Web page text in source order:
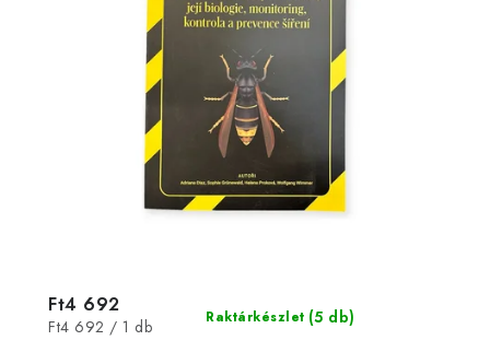
Raktárkészlet (5 db)
Ft4 692
Egységár:
Ft4 692 / 1 db